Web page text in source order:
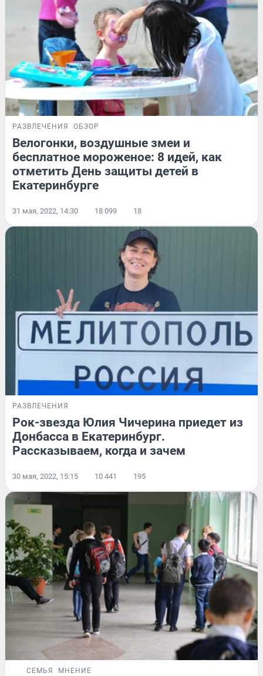
РАЗВЛЕЧЕНИЯ ОБЗОР
Велогонки, воздушные змеи и
бесплатное мороженое: 8 идей, как
отметить День защиты детей в
Екатеринбурге
31 мая, 2022, 14:30 18 099 18
РАЗВЛЕЧЕНИЯ
Рок-звезда Юлия Чичерина приедет из
Донбасса в Екатеринбург.
Рассказываем, когда и зачем
30 мая, 2022, 15:15 10 441 195
СЕМЬЯ МНЕНИЕ